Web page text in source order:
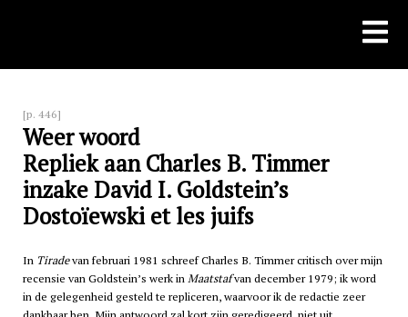
[p. 446]
Weer woord
Repliek aan Charles B. Timmer
inzake David I. Goldstein’s
Dostoïewski et les juifs
In Tiradevan februari 1981 schreef Charles B. Timmer critisch over mijn
recensie van Goldstein’s werk inMaatstafvan december 1979; ik word
in de gelegenheid gesteld te repliceren, waarvoor ik de redactie zeer